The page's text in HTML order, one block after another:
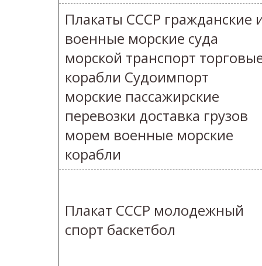
Плакаты СССР гражданские
военные морские суда
морской транспорт
корабли Судоимпорт
морские пассажирские
перевозки доставка грузов
морем военные морские
корабли
Плакат СССР молодежный
спорт баскетбол